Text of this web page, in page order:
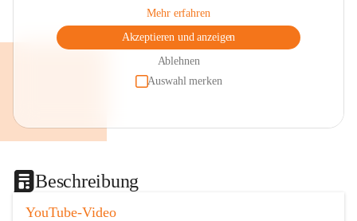
Mehr erfahren
Akzeptieren und anzeigen
Ablehnen
Auswahl merken
Beschreibung
YouTube-Video